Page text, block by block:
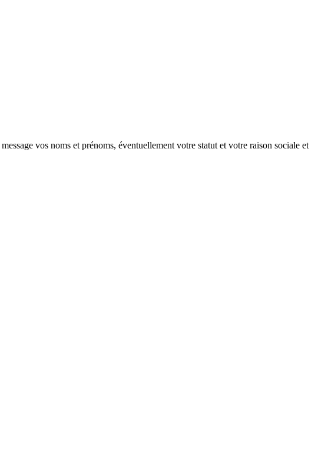
vos noms et prénoms, éventuellement votre statut et votre raison sociale et